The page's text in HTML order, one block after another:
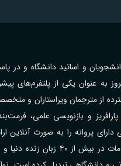
دانشجویان و اساتید دانشگاه و
به عنوان یکی از پلتفرم‌های
از مترجمان ویراستاران و
و بازنویسی علمی،
پروانه را به صورت آنلاین
گسترده با مراکز علمی دانشگاه‌ها شرکت‌ها و سازمان‌های